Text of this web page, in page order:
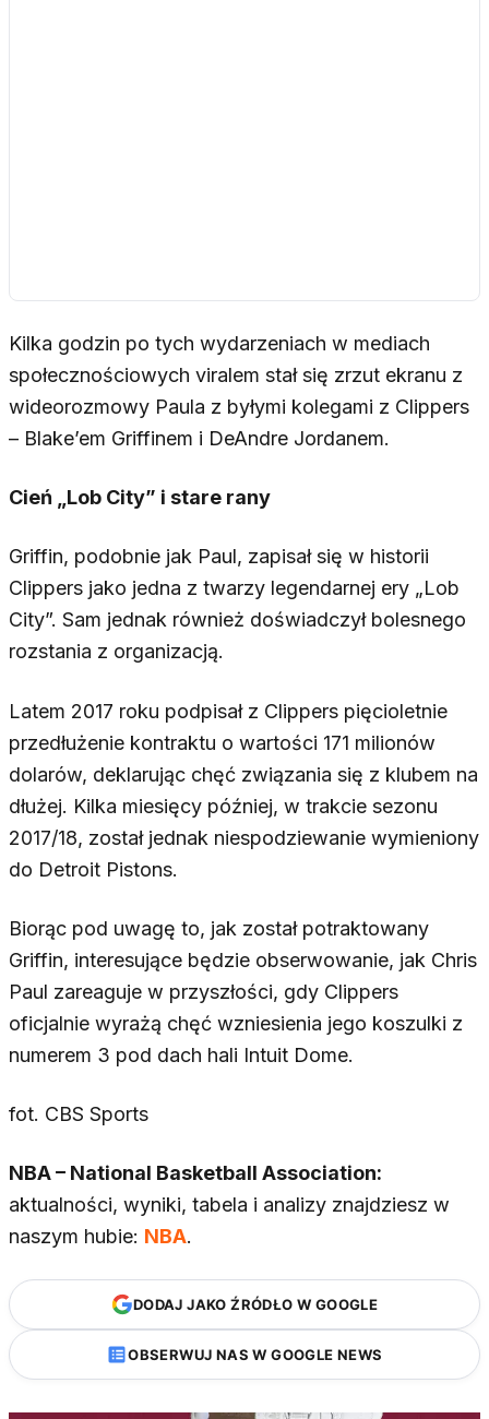
Kilka godzin po tych wydarzeniach w mediach
społecznościowych viralem stał się zrzut ekranu z
wideorozmowy Paula z byłymi kolegami z Clippers
– Blake’em Griffinem i DeAndre Jordanem.
Cień „Lob City” i stare rany
Griffin, podobnie jak Paul, zapisał się w historii
Clippers jako jedna z twarzy legendarnej ery „Lob
City”. Sam jednak również doświadczył bolesnego
rozstania z organizacją.
Latem 2017 roku podpisał z Clippers pięcioletnie
przedłużenie kontraktu o wartości 171 milionów
dolarów, deklarując chęć związania się z klubem na
dłużej. Kilka miesięcy później, w trakcie sezonu
2017/18, został jednak niespodziewanie wymieniony
do Detroit Pistons.
Biorąc pod uwagę to, jak został potraktowany
Griffin, interesujące będzie obserwowanie, jak Chris
Paul zareaguje w przyszłości, gdy Clippers
oficjalnie wyrażą chęć wzniesienia jego koszulki z
numerem 3 pod dach hali Intuit Dome.
fot. CBS Sports
NBA – National Basketball Association:
aktualności, wyniki, tabela i analizy znajdziesz w
naszym hubie: NBA.
DODAJ JAKO ŹRÓDŁO W GOOGLE
OBSERWUJ NAS W GOOGLE NEWS